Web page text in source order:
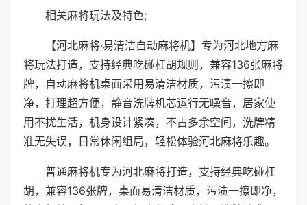
相关麻将玩法及特色;
【河北麻将·易清洁自动麻将机】专为河北地方麻
将玩法打造，支持经典吃碰杠胡规则，兼容136张麻将
牌，自动麻将机桌面采用易清洁材质，污渍一擦即
净，打理超方便，静音洗牌机芯运行无噪音，居家使
用不扰生活，机身设计紧凑，不占多余空间，洗牌精
准无失误，日常休闲组局，轻松体验河北麻将乐趣。
普通麻将机专为河北麻将打造，支持经典吃碰杠
胡，兼容136张牌，桌面易清洁材质，污渍一擦即净，